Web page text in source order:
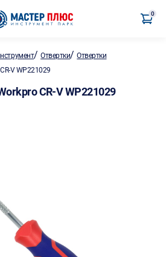
0
/Отвертки/Отвертки
V WP221029
CR-V WP221029